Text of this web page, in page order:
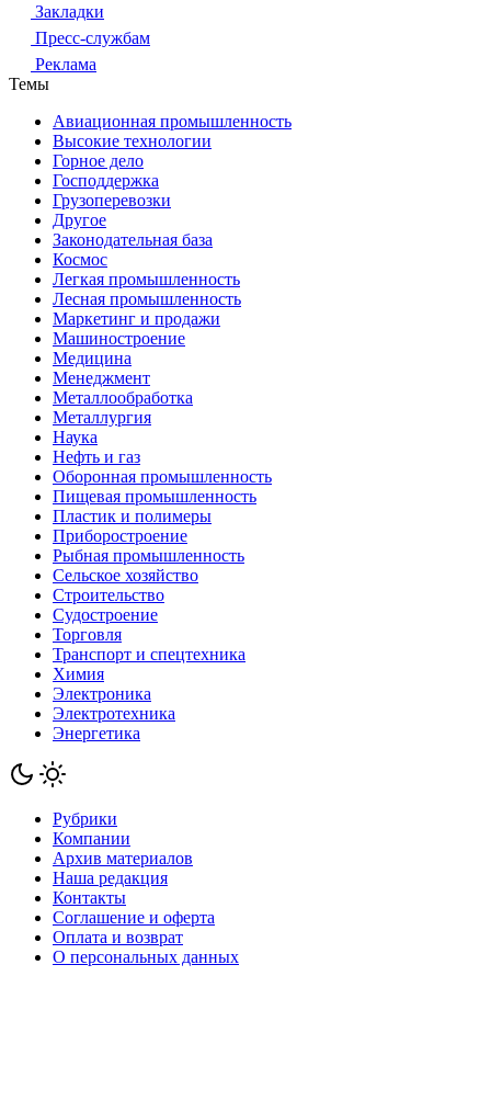
Закладки
Пресс-службам
Реклама
Темы
Авиационная промышленность
Высокие технологии
Горное дело
Господдержка
Грузоперевозки
Другое
Законодательная база
Космос
Легкая промышленность
Лесная промышленность
Маркетинг и продажи
Машиностроение
Медицина
Менеджмент
Металлообработка
Металлургия
Наука
Нефть и газ
Оборонная промышленность
Пищевая промышленность
Пластик и полимеры
Приборостроение
Рыбная промышленность
Сельское хозяйство
Строительство
Судостроение
Торговля
Транспорт и спецтехника
Химия
Электроника
Электротехника
Энергетика
Рубрики
Компании
Архив материалов
Наша редакция
Контакты
Соглашение и оферта
Оплата и возврат
О персональных данных